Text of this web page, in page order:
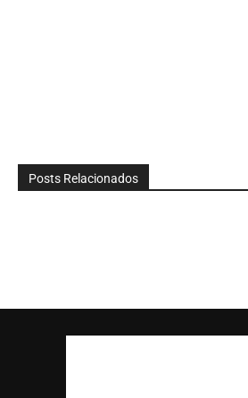
Posts Relacionados